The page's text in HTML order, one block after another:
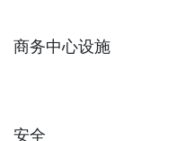
商务中心设施
安全